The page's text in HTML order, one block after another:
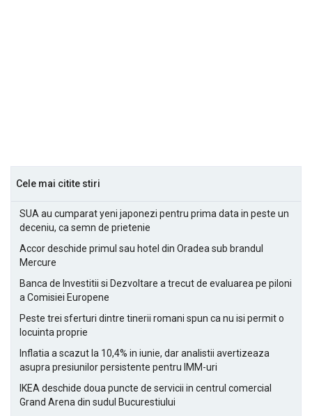
Cele mai citite stiri
SUA au cumparat yeni japonezi pentru prima data in peste un
deceniu, ca semn de prietenie
Accor deschide primul sau hotel din Oradea sub brandul
Mercure
Banca de Investitii si Dezvoltare a trecut de evaluarea pe piloni
a Comisiei Europene
Peste trei sferturi dintre tinerii romani spun ca nu isi permit o
locuinta proprie
Inflatia a scazut la 10,4% in iunie, dar analistii avertizeaza
asupra presiunilor persistente pentru IMM-uri
IKEA deschide doua puncte de servicii in centrul comercial
Grand Arena din sudul Bucurestiului